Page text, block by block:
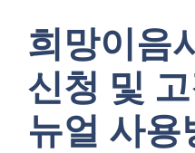
희망이음
신청 및
뉴얼 사용